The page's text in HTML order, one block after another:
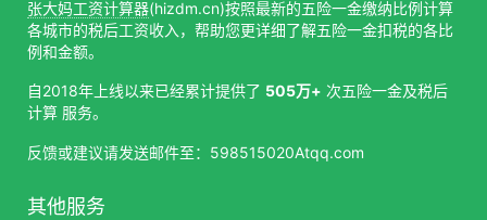
张大妈工资计算器(hizdm.cn)按照最新的五险一金缴纳比例计算
各城市的税后工资收入，帮助您更详细了解五险一金扣税的各比
例和金额。
自2018年上线以来已经累计提供了 505万+ 次五险一金及税后
计算 服务。
反馈或建议请发送邮件至：598515020Atqq.com
其他服务